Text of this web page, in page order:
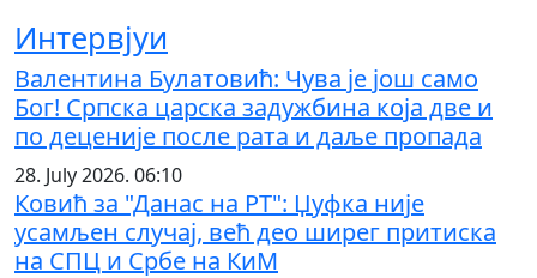
Интервјуи
Валентина Булатовић: Чува је још само
Бог! Српска царска задужбина која две и
по деценије после рата и даље пропада
28. July 2026. 06:10
Ковић за "Данас на РТ": Џуфка није
усамљен случај, већ део ширег притиска
на СПЦ и Србе на КиМ